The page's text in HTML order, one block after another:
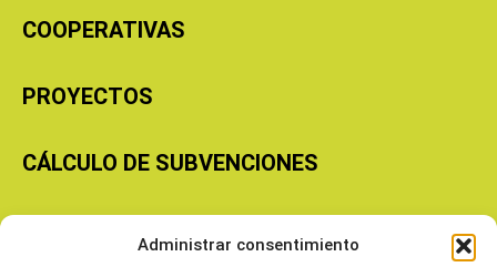
Administrar consentimiento
COOPERATIVAS
PROYECTOS
CÁLCULO DE SUBVENCIONES